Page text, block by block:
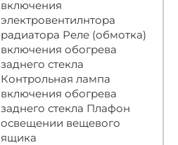
включения
электровентилнтора
радиатора Реле (обмотка)
включения обогрева
заднего стекла
Контрольная лампа
включения обогрева
заднего стекла Плафон
освещении вещевого
ящика